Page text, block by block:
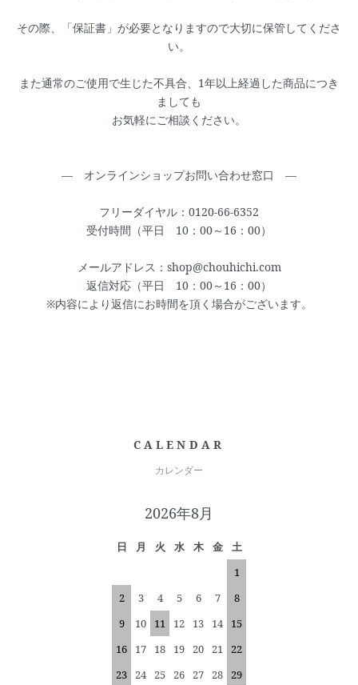
その際、「保証書」が必要となりますので大切に保管してくださ
い。
また通常のご使用で生じた不具合、1年以上経過した商品につき
ましても
お気軽にご相談ください。
― オンラインショップお問い合わせ窓口 ―
フリーダイヤル：0120-66-6352
受付時間（平日 10：00～16：00）
メールアドレス：shop@chouhichi.com
返信対応（平日 10：00～16：00）
※内容により返信にお時間を頂く場合がございます。
CALENDAR
カレンダー
2026年8月
日 月 火 水 木 金
土
1
2
3 4 5 6 7
8
9
10 11 12 13 14
15
16
17 18 19 20 21 22
23 24 25 26 27 28 29